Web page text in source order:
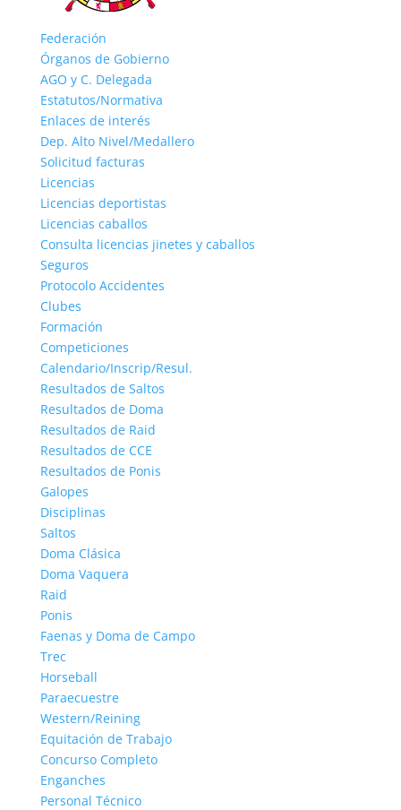
Federación
Órganos de Gobierno
AGO y C. Delegada
Estatutos/Normativa
Enlaces de interés
Dep. Alto Nivel/Medallero
Solicitud facturas
Licencias
Licencias deportistas
Licencias caballos
Consulta licencias jinetes y caballos
Seguros
Protocolo Accidentes
Clubes
Formación
Competiciones
Calendario/Inscrip/Resul.
Resultados de Saltos
Resultados de Doma
Resultados de Raid
Resultados de CCE
Resultados de Ponis
Galopes
Disciplinas
Saltos
Doma Clásica
Doma Vaquera
Raid
Ponis
Faenas y Doma de Campo
Trec
Horseball
Paraecuestre
Western/Reining
Equitación de Trabajo
Concurso Completo
Enganches
Personal Técnico